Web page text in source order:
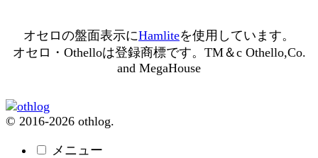
オセロの盤面表示にHamliteを使用しています。
オセロ・Othelloは登録商標です。TM＆c Othello,Co.
and MegaHouse
© 2016-2026 othlog.
メニュー